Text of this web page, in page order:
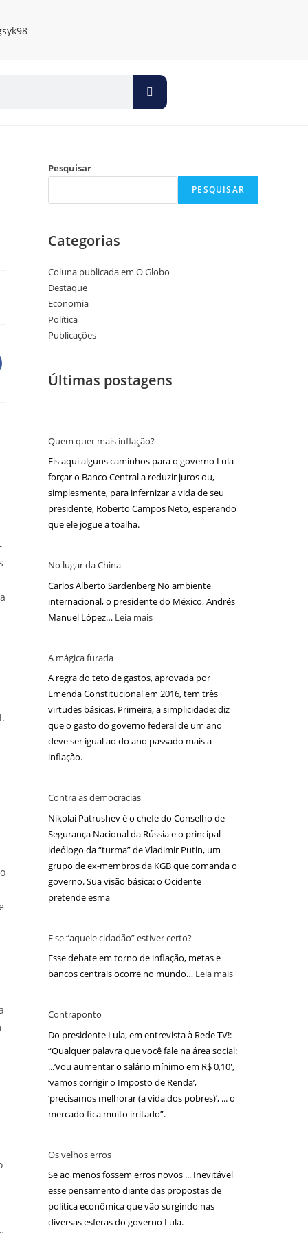
Pesquisar
PESQUISAR
Categorias
Coluna publicada em O Globo
Destaque
Economia
Política
Publicações
Últimas postagens
Quem quer mais inflação?
Eis aqui alguns caminhos para o governo Lula
forçar o Banco Central a reduzir juros ou,
simplesmente, para infernizar a vida de seu
presidente, Roberto Campos Neto, esperando
que ele jogue a toalha.
No lugar da China
Carlos Alberto Sardenberg No ambiente
internacional, o presidente do México, Andrés
Manuel López… Leia mais
A mágica furada
A regra do teto de gastos, aprovada por
Emenda Constitucional em 2016, tem três
virtudes básicas. Primeira, a simplicidade: diz
que o gasto do governo federal de um ano
deve ser igual ao do ano passado mais a
inflação.
Contra as democracias
Nikolai Patrushev é o chefe do Conselho de
Segurança Nacional da Rússia e o principal
ideólogo da “turma” de Vladimir Putin, um
grupo de ex-membros da KGB que comanda o
governo. Sua visão básica: o Ocidente
pretende esma
E se “aquele cidadão” estiver certo?
Esse debate em torno de inflação, metas e
bancos centrais ocorre no mundo… Leia mais
Contraponto
Do presidente Lula, em entrevista à Rede TV!:
“Qualquer palavra que você fale na área social:
...‘vou aumentar o salário mínimo em R$ 0,10′,
‘vamos corrigir o Imposto de Renda’,
‘precisamos melhorar (a vida dos pobres)’, ... o
mercado fica muito irritado”.
Os velhos erros
Se ao menos fossem erros novos ... Inevitável
esse pensamento diante das propostas de
política econômica que vão surgindo nas
diversas esferas do governo Lula.